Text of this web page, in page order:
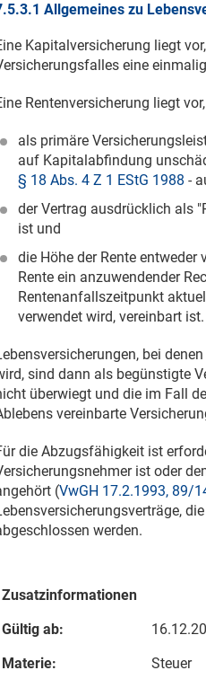
Allgemeines zu
Kapitalversicherung liegt
eine
Rentenversicherung liegt
als primäre
auf Kapitalabfindung
§ 18 Abs. 4 Z 1 EStG 1988 -
der Vertrag ausdrücklich als
ist und
die Höhe der Rente
Rente ein anzuwendender
Rentenanfallszeitpunkt
verwendet wird, vereinbart ist.
bei
sind dann als begünstigte
überwiegt und die im Fall
vereinbarte
die Abzugsfähigkeit ist
ist oder
(VwGH 17.2.1993, 89/
werden.
Zusatzinformationen
Gültig ab:
Materie:
Steuer